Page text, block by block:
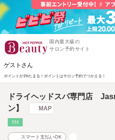
国内最大級の
サロン予約サイト
ゲストさん
ポイントが1%たまる！ ポイントはサロン予約でつかえる！
ドライヘッドスパ専門店
ン】
MAP
ﾘﾗｸ
スマート支払いOK